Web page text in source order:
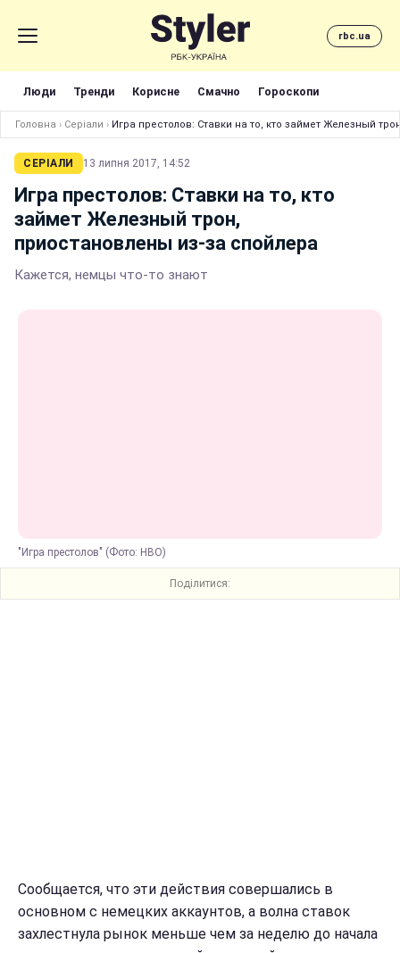
rbc.ua
Люди Тренди Корисне Смачно Гороскопи
Головна › Серіали › Игра престолов: Cтавки на то, кто займет Железный
СЕРІАЛИ 13 липня 2017, 14:52
Игра престолов: Cтавки на то, кто
займет Железный трон,
приостановлены из-за спойлера
Кажется, немцы что-то знают
"Игра престолов" (Фото: HBO)
Поділитися:
Сообщается, что эти действия совершались в
основном с немецких аккаунтов, а волна ставок
захлестнула рынок меньше чем за неделю до начала